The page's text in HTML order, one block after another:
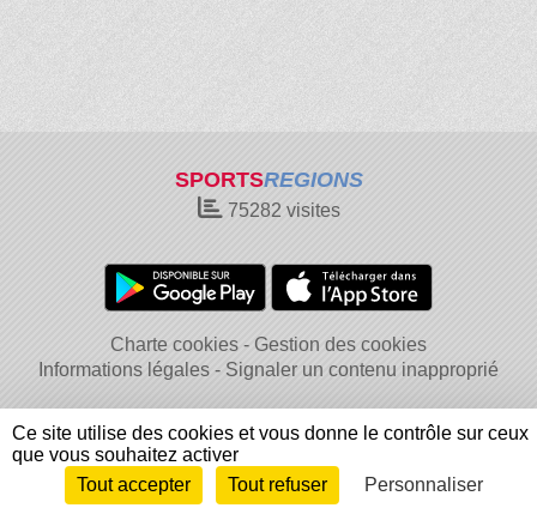
SPORTSREGIONS
75282 visites
Charte cookies
Gestion des cookies
Informations légales
Signaler un contenu inapproprié
Envie de participer ? Connexion
Ce site utilise des cookies et vous donne le contrôle sur ceux
que vous souhaitez activer
Tout accepter
Tout refuser Personnaliser